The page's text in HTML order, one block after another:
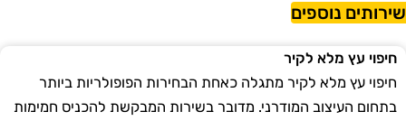
נוספים
חיפוי עץ מלא לקיר
חיפוי עץ מלא לקיר מתגלה כאחת הבחירות הפופולריות ביותר
בתחום העיצוב המודרני. מדובר בשירות המבקשת להכניס חמימות